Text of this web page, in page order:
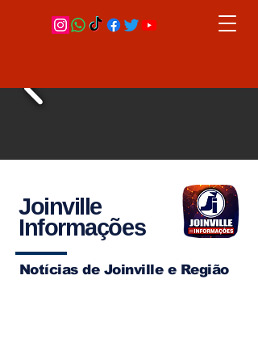
Joinville
Informações
Notícias de Joinville e Região